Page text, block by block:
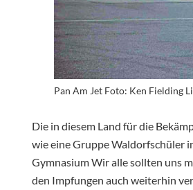
Pan Am Jet Foto: Ken Fielding
Die in diesem Land für die
wie eine Gruppe Waldorfschüler
Gymnasium Wir alle sollten uns
den Impfungen auch weiterhin